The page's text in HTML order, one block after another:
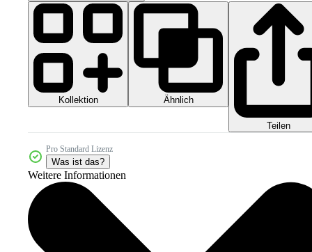
Kollektion Ähnlich
Teilen
Pro Standard Lizenz
Was ist das?
Weitere Informationen